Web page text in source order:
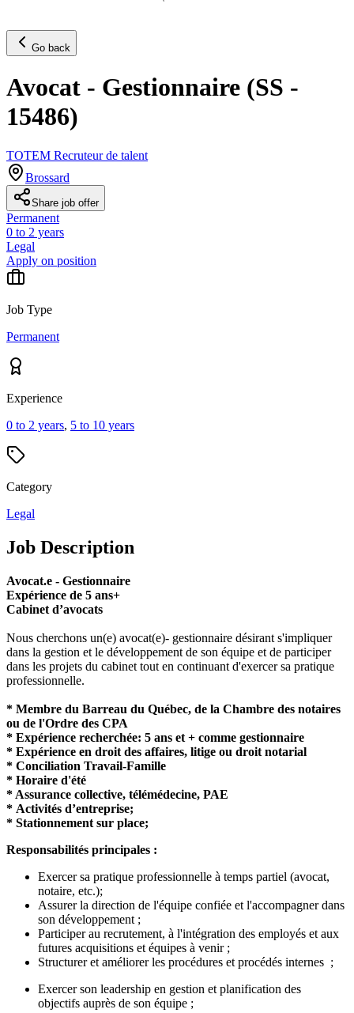
Go back
Avocat - Gestionnaire (SS -
15486)
TOTEM Recruteur de talent
Brossard
Share job offer
Permanent
0 to 2 years
Legal
Apply on position
Job Type
Permanent
Experience
0 to 2 years, 5 to 10 years
Category
Legal
Job Description
Avocat.e - Gestionnaire
Expérience de 5 ans+
Cabinet d’avocats
Nous cherchons un(e) avocat(e)- gestionnaire désirant s'impliquer
dans la gestion et le développement de son équipe et de participer
dans les projets du cabinet tout en continuant d'exercer sa pratique
professionnelle.
* Membre du Barreau du Québec, de la Chambre des notaires
ou de l'Ordre des CPA
* Expérience recherchée: 5 ans et + comme gestionnaire
* Expérience en droit des affaires, litige ou droit notarial
* Conciliation Travail-Famille
* Horaire d'été
* Assurance collective, télémédecine, PAE
* Activités d’entreprise;
* Stationnement sur place;
Responsabilités principales :
Exercer sa pratique professionnelle à temps partiel (avocat,
notaire, etc.);
Assurer la direction de l'équipe confiée et l'accompagner dans
son développement ;
Participer au recrutement, à l'intégration des employés et aux
futures acquisitions et équipes à venir ;
Structurer et améliorer les procédures et procédés internes ;
Exercer son leadership en gestion et planification des
objectifs auprès de son équipe ;